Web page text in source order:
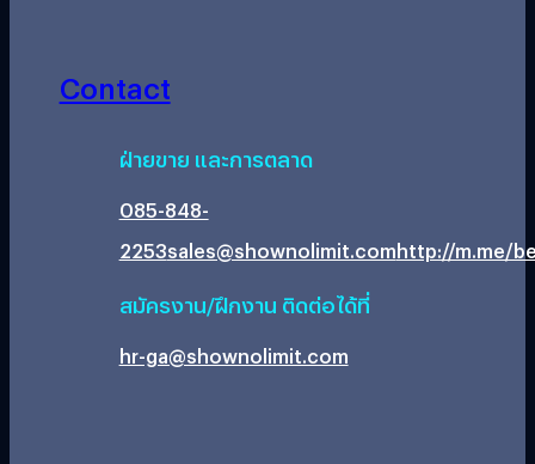
Contact
ฝ่ายขาย และการตลาด
085-848-
2253sales@shownolimit.comhttp://m.me/
สมัครงาน/ฝึกงาน ติดต่อได้ที่
hr-ga@shownolimit.com